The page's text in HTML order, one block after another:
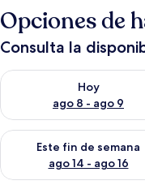
Opciones de
Consulta la
Hoy
ago 8 - ago 9
Consulta la
Este fin de semana
ago 14 - ago 16
Consulta la